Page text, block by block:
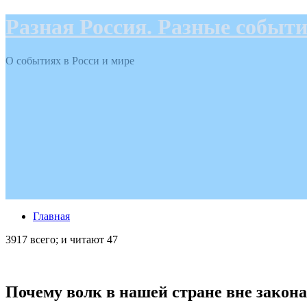
Разная Россия. Разные
О событиях в Росси и мире
Главная
3917 всего; и читают 47
Почему волк в нашей стране вне закона